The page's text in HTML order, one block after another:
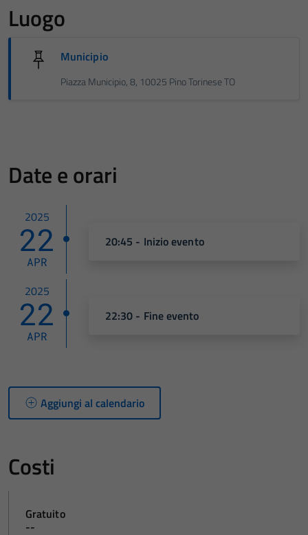
Luogo
Municipio
Piazza Municipio, 8, 10025 Pino Torinese TO
Date e orari
2025
22
APR
20:45 - Inizio evento
2025
22
APR
22:30 - Fine evento
Aggiungi al calendario
Costi
Gratuito
--